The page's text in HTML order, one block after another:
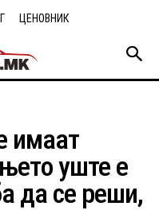
ЦЕНОВНИК
имаат
уште е
да се реши,